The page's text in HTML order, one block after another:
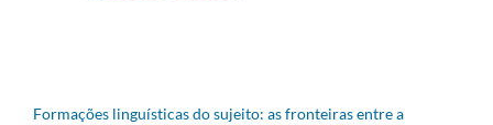
Formações linguísticas do sujeito: as fronteiras entre a